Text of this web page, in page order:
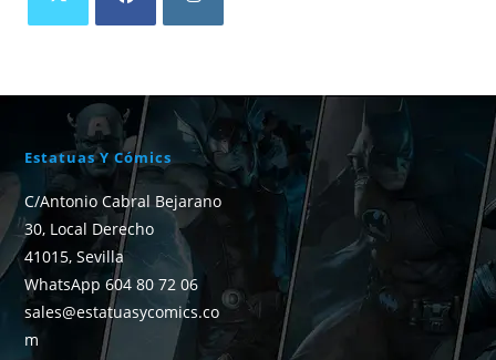
Estatuas Y Cómics
C/Antonio Cabral Bejarano
30, Local Derecho
41015, Sevilla
WhatsApp 604 80 72 06
sales@estatuasycomics.co
m